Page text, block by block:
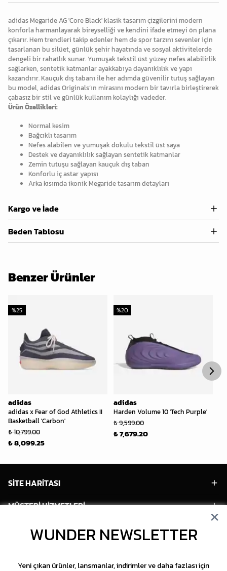
adidas Megaride AG 'Core Black' klasik tasarım çizgilerini modern
konforla harmanlayarak bireyselliği ve kendini ifade etmeyi ön plana
çıkarır. Hem trendleri takip edenler hem de spor tarzını sevenler için
tasarlanan bu silüet, günlük şehir hayatında ve sosyal aktivitelerde
dengeli bir rahatlık sunar. Yumuşak tekstil üst yüzey nefes alabilirlik
sağlarken, sentetik katmanlar ayakkabıya dayanıklılık ve yapı
kazandırır. Kauçuk dış tabanı ile her adımda güvenilir tutuş sağlayan
bu model, adidas Originals’ın mirasını modern bir tavırla birleştirerek
çabasız bir stil ve günlük kullanım kolaylığı vadeder.
Ürün Özellikleri:
Normal kesim
Bağcıklı tasarım
Nefes alabilen ve yumuşak dokulu tekstil üst saya
Destek ve dayanıklılık sağlayan sentetik katmanlar
Zemin tutuşu sağlayan kauçuk dış taban
Konforlu iç astar yapısı
Arka kısımda ikonik Megaride tasarım detayları
Kargo ve İade
Beden Tablosu
Benzer Ürünler
adidas
adidas x Fear of God Athletics II
Basketball 'Carbon'
%25
₺ 10,799.00
₺ 8,099.25
adidas
Harden Volume 10 'Tech Purple'
%20
₺ 9,599.00
₺ 7,679.20
SİTE HARİTASI
MÜŞTERİ HİZMETLERİ
HESABIMWUNDER NEWSLETTER
Yeni çıkan ürünler, lansmanlar, indirimler ve daha fazlası için